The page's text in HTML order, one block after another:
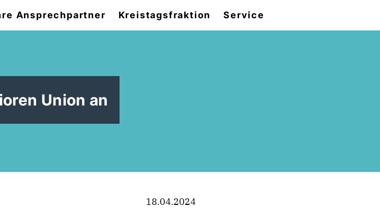
Ansprechpartner Kreistagsfraktion Service
Union an
18.04.2024